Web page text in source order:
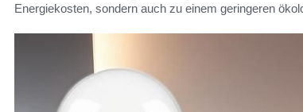
Energiekosten, sondern auch zu einem geringeren